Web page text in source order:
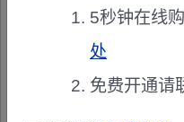
关于印发
行）》的
发布机构：国家自然
5秒钟在线
处
免费开通请